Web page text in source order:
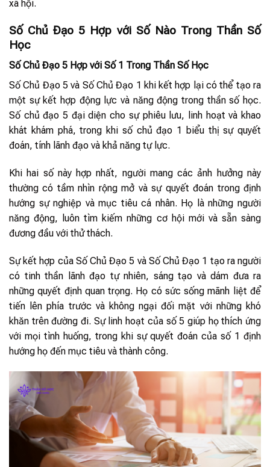
xã hội.
Số Chủ Đạo 5 Hợp với Số Nào Trong Thần Số
Học
Số Chủ Đạo 5 Hợp với Số 1 Trong Thần Số Học
Số Chủ Đạo 5 và Số Chủ Đạo 1 khi kết hợp lại có thể tạo ra
một sự kết hợp động lực và năng động trong thần số học.
Số chủ đạo 5 đại diện cho sự phiêu lưu, linh hoạt và khao
khát khám phá, trong khi số chủ đạo 1 biểu thị sự quyết
đoán, tính lãnh đạo và khả năng tự lực.
Khi hai số này hợp nhất, người mang các ảnh hưởng này
thường có tầm nhìn rộng mở và sự quyết đoán trong định
hướng sự nghiệp và mục tiêu cá nhân. Họ là những người
năng động, luôn tìm kiếm những cơ hội mới và sẵn sàng
đương đầu với thử thách.
Sự kết hợp của Số Chủ Đạo 5 và Số Chủ Đạo 1 tạo ra người
có tinh thần lãnh đạo tự nhiên, sáng tạo và dám đưa ra
những quyết định quan trọng. Họ có sức sống mãnh liệt để
tiến lên phía trước và không ngại đối mặt với những khó
khăn trên đường đi. Sự linh hoạt của số 5 giúp họ thích ứng
với mọi tình huống, trong khi sự quyết đoán của số 1 định
hướng họ đến mục tiêu và thành công.